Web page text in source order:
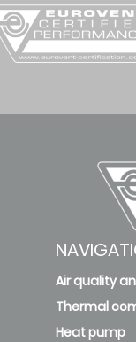
Air quality
Thermal
Heat pump